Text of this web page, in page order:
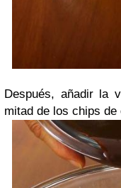
Después, añadir la
mitad de los chips de